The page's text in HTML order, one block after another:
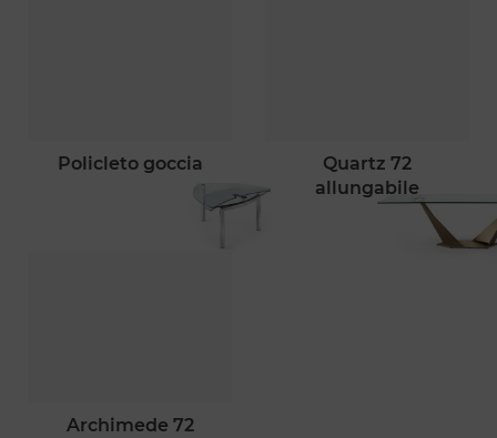
policleto goccia
quartz 72
allungabile
archimede 72